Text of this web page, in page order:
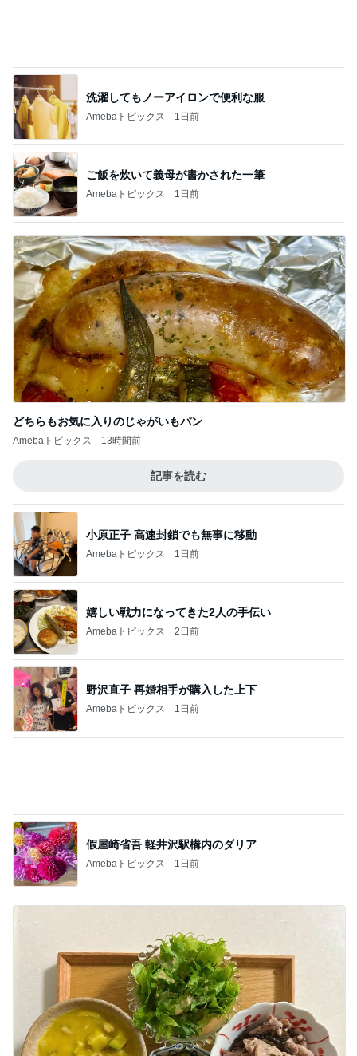
どちらもお気に入りのじゃがいもパン
Amebaトピックス
記事を読む
小原正子 高速封鎖でも無事に移動
Amebaトピックス 1日前
嬉しい戦力になってきた2人の手伝い
Amebaトピックス 2日前
Amebaトピックス 1日前
假屋崎省吾 軽井沢駅構内のダリア
Amebaトピックス 1日前
ワークマンのスニーカーより高い靴下
加害者に怯えながら行った夏祭り
Amebaトピックス 17時間前
夫のごはんにぱぱっと作った一品